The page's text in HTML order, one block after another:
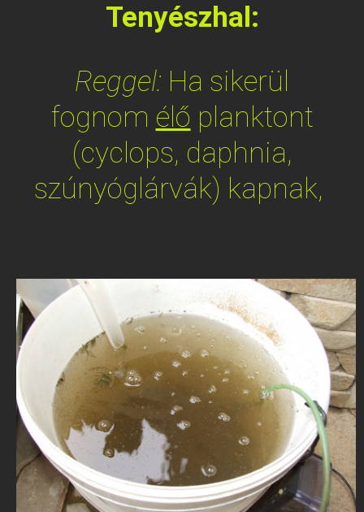
Tenyészhal:
Reggel: Ha sikerül
fognom élő planktont
(cyclops, daphnia,
szúnyóglárvák) kapnak,